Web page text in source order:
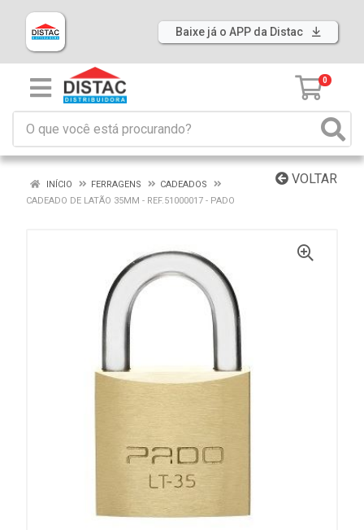
Baixe já o APP da Distac
0
VOLTAR
INÍCIO FERRAGENS
CADEADOS
CADEADO DE LATÃO 35MM - REF.51000017 - PADO